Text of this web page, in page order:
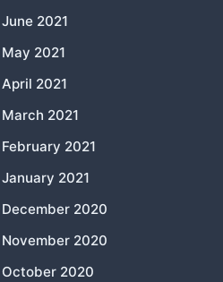
June 2021
May 2021
April 2021
March 2021
February 2021
January 2021
December 2020
November 2020
October 2020